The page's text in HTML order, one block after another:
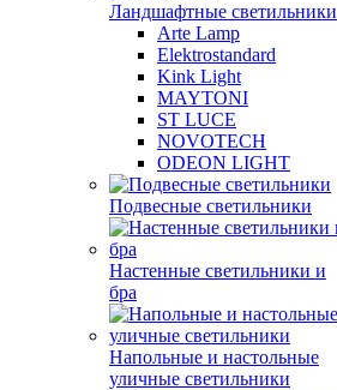
Ландшафтные светильники
Arte Lamp
Elektrostandard
Kink Light
MAYTONI
ST LUCE
NOVOTECH
ODEON LIGHT
Подвесные светильники
Настенные светильники и
бра
Напольные и настольные
уличные светильники